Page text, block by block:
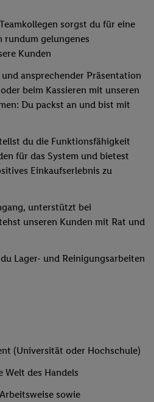
sorgst du für eine
rundum gelungenes
Kunden
ansprechender Präsentation
beim Kassieren mit unseren
Du packst an und bist mit
du die Funktionsfähigkeit
für das System und bietest
Einkaufserlebnis zu
unterstützt bei
unseren Kunden mit Rat und
Lager- und Reinigungsarbeiten
(Universität oder Hochschule)
Welt des Handels
sowie